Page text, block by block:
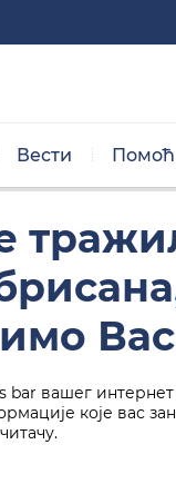
Вести Помоћ
bar вашег
које вас